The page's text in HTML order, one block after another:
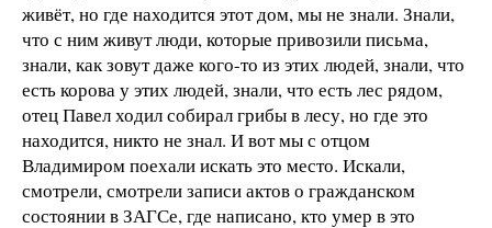
живёт, но где находится этот дом, мы не знали. Знали,
что с ним живут люди, которые привозили письма,
знали, как зовут даже кого-то из этих людей, знали, что
есть корова у этих людей, знали, что есть лес рядом,
отец Павел ходил собирал грибы в лесу, но где это
находится, никто не знал. И вот мы с отцом
Владимиром поехали искать это место. Искали,
смотрели, смотрели записи актов о гражданском
состоянии в ЗАГСе, где написано, кто умер в это